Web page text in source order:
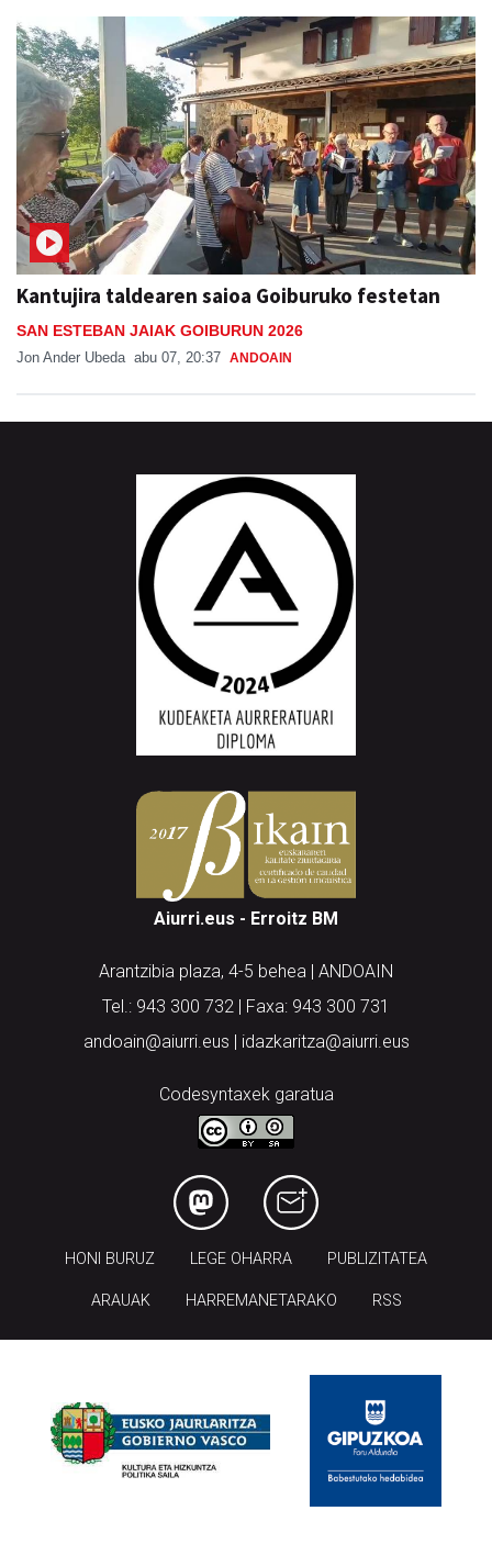
Kantujira taldearen saioa Goiburuko festetan
SAN ESTEBAN JAIAK GOIBURUN 2026
Jon Ander Ubeda abu 07, 20:37 ANDOAIN
Aiurri.eus - Erroitz BM
Arantzibia plaza, 4-5 behea | ANDOAIN
Tel.: 943 300 732 | Faxa: 943 300 731
andoain@aiurri.eus | idazkaritza@aiurri.eus
Codesyntaxek garatua
HONI BURUZ LEGE OHARRA PUBLIZITATEA
ARAUAK HARREMANETARAKO RSS